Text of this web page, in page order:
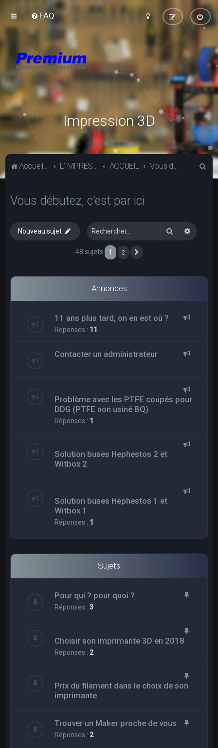
FAQ
Impression 3D
Accueil du forum L'IMPRESSION 3D ACCUEIL Vous débutez, c'est par ici
Vous débutez, c'est par ici
Nouveau sujet Rechercher
48 sujets 1 2
Annonces
11 ans plus tard, on en est où ?
Réponses : 11
Contacter un administrateur
Problème avec les PTFE coupés pour
DDG (PTFE non usiné BQ)
Réponses : 1
Solution buses Hephestos 2 et
Witbox 2
Solution buses Hephestos 1 et
Witbox 1
Réponses : 1
Sujets
Pour qui ? pour quoi ?
Réponses :3
Choisir son imprimante 3D en 2018
Réponses : 2
Prix du filament dans le choix de son
imprimante
Trouver un Maker proche de vous
Réponses : 2